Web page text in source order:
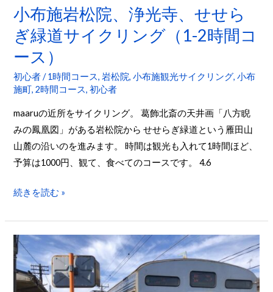
小布施岩松院、浄光寺、せせら
ぎ緑道サイクリング（1-2時間コ
ース）
初心者/1時間コース,岩松院,小布施観光サイクリング,小布
施町,2時間コース,初心者
maaruの近所をサイクリング。 葛飾北斎の天井画「八方睨
みの鳳凰図」がある岩松院から せせらぎ緑道という雁田山
山麓の沿いのを進みます。 時間は観光も入れて1時間ほど、
予算は1000円、観て、食べてのコースです。 4.6
寺、
せ
せ
ら
ぎ
緑
ン
（1-
2
時
間
コ
続きを読む »
【レ
ポ】
長